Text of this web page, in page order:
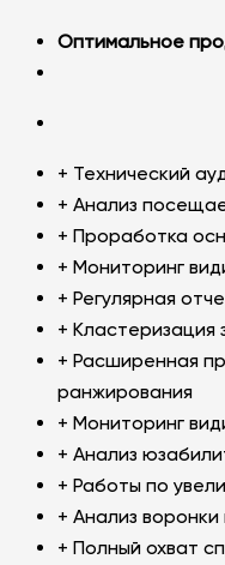
Оптимальное
+ Технический
+ Анализ
+ Проработка
+ Мониторинг
+ Регулярная
+ Кластеризация
+ Расширенная
ранжирования
+ Мониторинг
+ Анализ
+ Работы по
+ Анализ
+ Полный охват